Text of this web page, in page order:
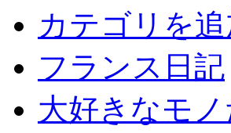
カテゴリを追
フランス日記
大好きなモノ